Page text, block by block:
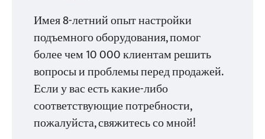
Имея 8-летний опыт настройки
подъемного оборудования, помог
более чем 10 000 клиентам решить
вопросы и проблемы перед продажей.
Если у вас есть какие-либо
соответствующие потребности,
пожалуйста, свяжитесь со мной!